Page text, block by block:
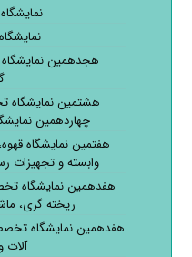
هجدهمین نمایشگاه
هشتمین نمایشگاه
چهاردهمین
هفتمین نمایشگاه
وابسته و تجهیزات
هفدهمین نمایشگاه
ریخته گری،
هفدهمین نمایشگاه
آلات